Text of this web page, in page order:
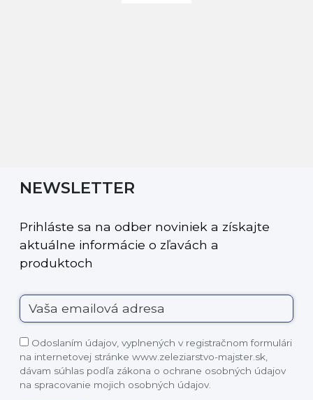
NEWSLETTER
Prihláste sa na odber noviniek a získajte
aktuálne informácie o zľavách a
produktoch
Odoslaním údajov, vyplnených v registračnom formulári
na internetovej stránke www.zeleziarstvo-majster.sk,
dávam súhlas podľa zákona o ochrane osobných údajov
na spracovanie mojich osobných údajov.